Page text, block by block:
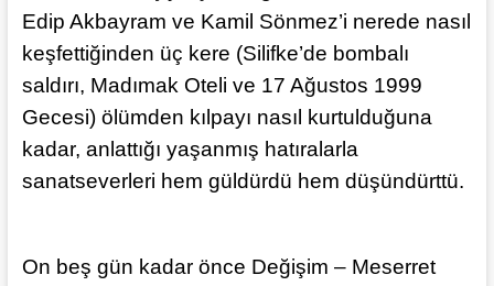
Edip Akbayram ve Kamil Sönmez’i nerede nasıl
keşfettiğinden üç kere (Silifke’de bombalı
saldırı, Madımak Oteli ve 17 Ağustos 1999
Gecesi) ölümden kılpayı nasıl kurtulduğuna
kadar, anlattığı yaşanmış hatıralarla
sanatseverleri hem güldürdü hem düşündürttü.
On beş gün kadar önce Değişim – Meserret